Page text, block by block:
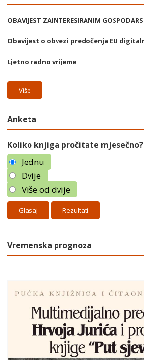
OBAVIJEST ZAINTERESIRANIM
Obavijest o obvezi predočenja EU
Ljetno radno vrijeme
Više
Anketa
Koliko knjiga pročitate mjesečno?
Jednu
Dvije
Više od dvije
Rezultati
Vremenska prognoza